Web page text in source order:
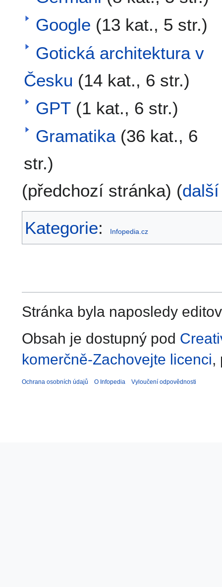
Google (13 kat., 5 str.)
Gotická architektura v
Česku (14 kat., 6 str.)
GPT (1 kat., 6 str.)
Gramatika (36 kat., 6
str.)
(předchozí stránka) (
Kategorie: Infopedia.cz
Stránka byla naposledy
Obsah je dostupný pod
komerčně-Zachovejte licenci,
Ochrana osobních údajů O Infopedia Vyloučení odpovědnosti